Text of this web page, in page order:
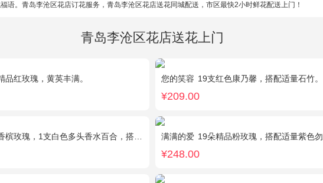
语。青岛李沧区花店订花服务，青岛李沧区花店送花同城配送，市区最快2小时鲜花配送上门！
青岛李沧区花店送花上门
品红玫瑰，黄英丰满。 您的笑容 19支红色康乃馨，搭配适量石竹。
¥209.00
玫瑰，1支白色多头香水百合，搭配桔梗、黄莺。 满满的爱 19朵精品粉玫瑰，搭配适量紫色勿忘
¥248.00